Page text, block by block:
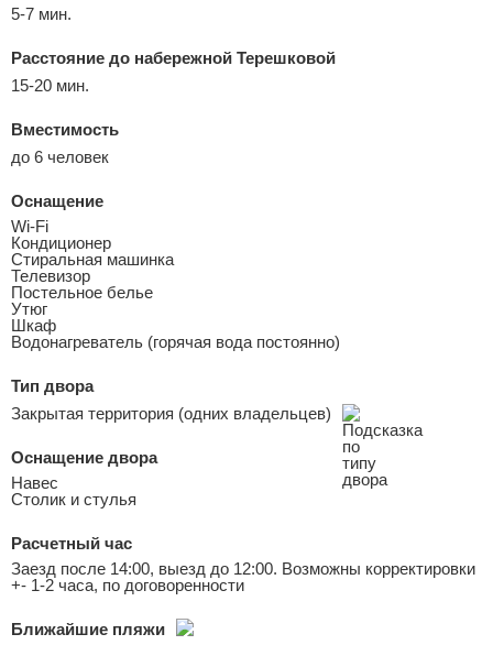
5-7 мин.
Расстояние до набережной Терешковой
15-20 мин.
Вместимость
до 6 человек
Оснащение
Wi-Fi
Кондиционер
Стиральная машинка
Телевизор
Постельное белье
Утюг
Шкаф
Водонагреватель (горячая вода постоянно)
Тип двора
Закрытая территория (одних владельцев)
Оснащение двора
Навес
Столик и стулья
Расчетный час
Заезд после 14:00, выезд до 12:00. Возможны корректировки
+- 1-2 часа, по договоренности
Ближайшие пляжи